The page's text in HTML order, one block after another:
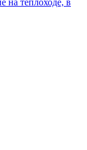
теплоходе, в